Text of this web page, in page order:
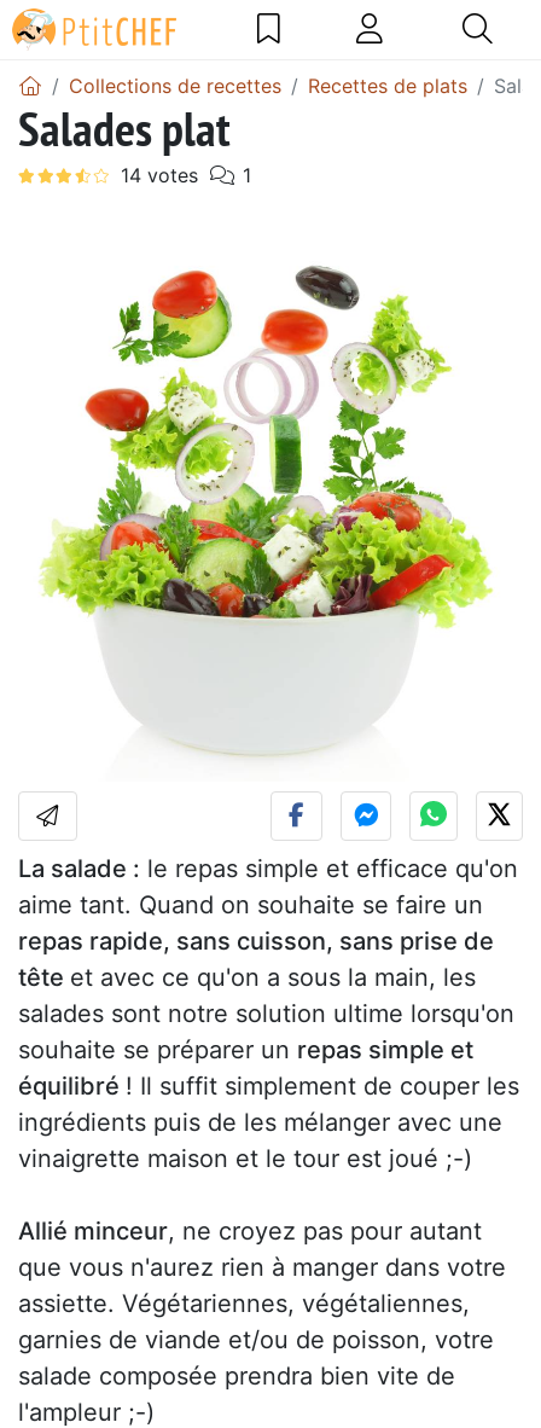
Collections de recettes Recettes de plats
Salades plat
La salade : le repas simple et efficace qu'on
aime tant. Quand on souhaite se faire un
repas rapide, sans cuisson, sans prise de
tête et avec ce qu'on a sous la main, les
salades sont notre solution ultime lorsqu'on
souhaite se préparer un repas simple et
équilibré ! Il suffit simplement de couper les
ingrédients puis de les mélanger avec une
vinaigrette maison et le tour est joué ;-)
Allié minceur, ne croyez pas pour autant
que vous n'aurez rien à manger dans votre
assiette. Végétariennes, végétaliennes,
garnies de viande et/ou de poisson, votre
salade composée prendra bien vite de
l'ampleur ;-)